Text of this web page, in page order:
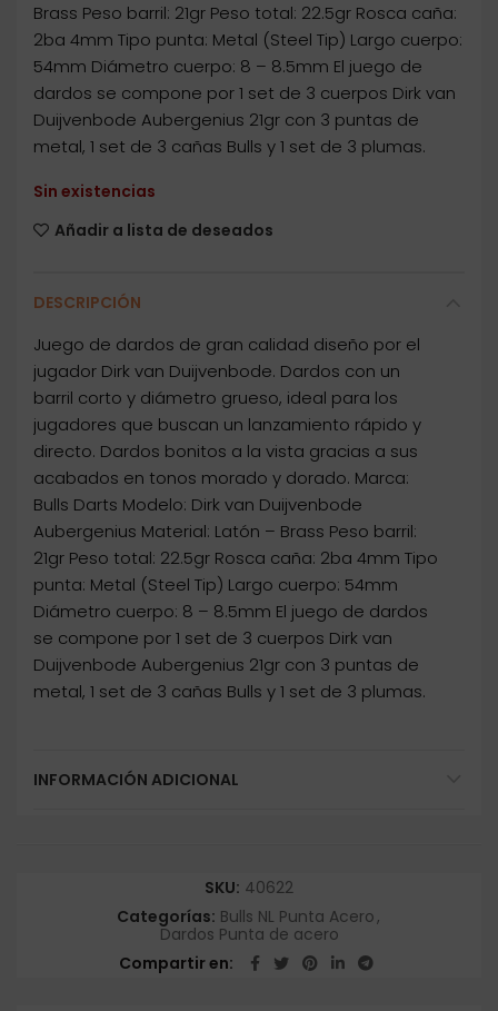
Brass Peso barril: 21gr Peso total: 22.5gr Rosca caña:
2ba 4mm Tipo punta: Metal (Steel Tip) Largo cuerpo:
54mm Diámetro cuerpo: 8 – 8.5mm El juego de
dardos se compone por 1 set de 3 cuerpos Dirk van
Duijvenbode Aubergenius 21gr con 3 puntas de
metal, 1 set de 3 cañas Bulls y 1 set de 3 plumas.
Sin existencias
Añadir a lista de deseados
DESCRIPCIÓN
Juego de dardos de gran calidad diseño por el
jugador Dirk van Duijvenbode. Dardos con un
barril corto y diámetro grueso, ideal para los
jugadores que buscan un lanzamiento rápido y
directo. Dardos bonitos a la vista gracias a sus
acabados en tonos morado y dorado. Marca:
Bulls Darts Modelo: Dirk van Duijvenbode
Aubergenius Material: Latón – Brass Peso barril:
21gr Peso total: 22.5gr Rosca caña: 2ba 4mm Tipo
punta: Metal (Steel Tip) Largo cuerpo: 54mm
Diámetro cuerpo: 8 – 8.5mm El juego de dardos
se compone por 1 set de 3 cuerpos Dirk van
Duijvenbode Aubergenius 21gr con 3 puntas de
metal, 1 set de 3 cañas Bulls y 1 set de 3 plumas.
INFORMACIÓN ADICIONAL
SKU: 40622
Categorías: Bulls NL Punta Acero,
Dardos Punta de acero
Compartir en